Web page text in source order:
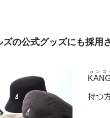
の公式グッズにも採用
カンゴ
持つ